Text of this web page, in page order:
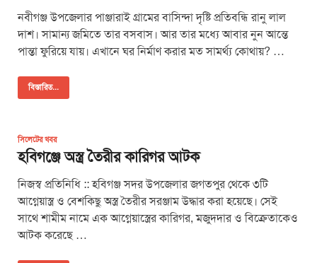
নবীগঞ্জ উপজেলার পাঞ্জারাই গ্রামের বাসিন্দা দৃষ্টি প্রতিবন্ধি রানু লাল
দাশ। সামান্য জমিতে তার বসবাস। আর তার মধ্যে আবার নুন আন্তে
পান্তা ফুরিয়ে যায়। এখানে ঘর নির্মাণ করার মত সামর্থ্য কোথায়? …
বিস্তারিত...
সিলেটের খবর
হবিগঞ্জে অস্ত্র তৈরীর কারিগর আটক
নিজস্ব প্রতিনিধি :: হবিগঞ্জ সদর উপজেলার জগতপুর থেকে ৩টি
আগ্নেয়াস্ত্র ও বেশকিছু অস্ত্র তৈরীর সরঞ্জাম উদ্ধার করা হয়েছে। সেই
সাথে শামীম নামে এক আগ্নেয়াস্ত্রের কারিগর, মজুদদার ও বিক্রেতাকেও
আটক করেছে …